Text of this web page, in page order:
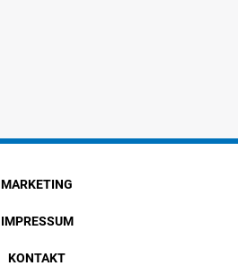
MARKETING
IMPRESSUM
KONTAKT